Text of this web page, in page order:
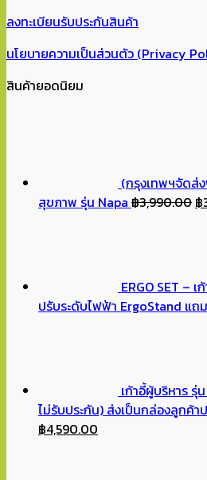
ลงทะเบียนรับประกันสินค้า
นโยบายความเป็นส่วนตัว (Privacy
สินค้ายอดนิยม
(กรุงเทพฯจัดส่
สุขภาพ รุ่น Napa ฿3,990.00 ฿
ERGO SET –
ปรับระดับไฟฟ้า ErgoStand แ
เก้าอี้ผู้บริหาร
ไม่รับประกัน) ส่งเป็นกล่องลูกค้า
Original
฿4,590.00